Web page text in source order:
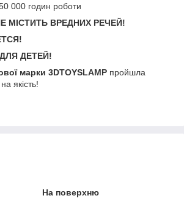
000 годин роботи
МІСТИТЬ ВРЕДНИХ РЕЧЕЙ!
ДЕТЕЙ!
марки 3DTOYSLAMP пройшла
якість!
На поверхню